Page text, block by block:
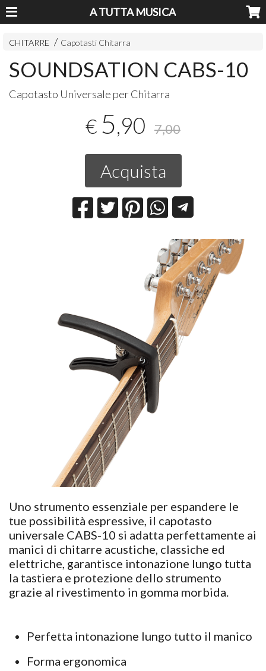
A TUTTA MUSICA
CHITARRE Capotasti Chitarra
SOUNDSATION CABS-10
Capotasto Universale per Chitarra
€ 5,90 7,00
Acquista
Uno strumento essenziale per espandere le
tue possibilità espressive, il capotasto
universale CABS-10 si adatta perfettamente ai
manici di chitarre acustiche, classiche ed
elettriche, garantisce intonazione lungo tutta
la tastiera e protezione dello strumento
grazie al rivestimento in gomma morbida.
Perfetta intonazione lungo tutto il manico
Forma ergonomica